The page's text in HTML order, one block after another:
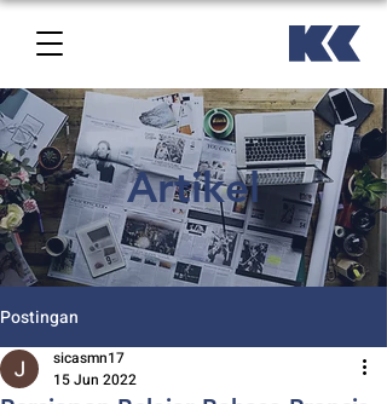
Artikel
Postingan
sicasmn17
15 Jun 2022